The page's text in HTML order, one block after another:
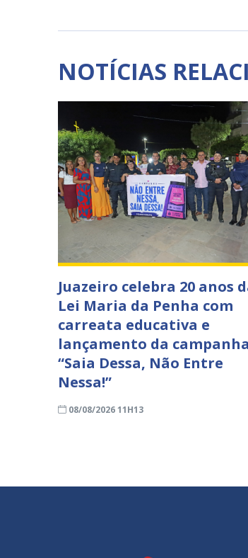
NOTÍCIAS
Juazeiro celebra 20 anos
Lei Maria da Penha com
carreata educativa e
lançamento da campanha
“Saia Dessa, Não Entre
Nessa!”
08/08/2026 11H13